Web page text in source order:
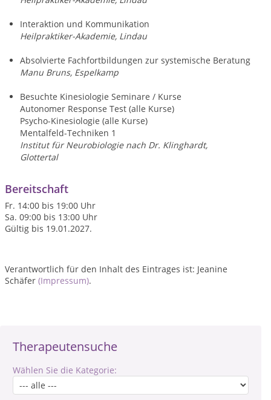
Therapeutensuche
Wählen Sie die Kategorie:
Interaktion und Kommunikation
Heilpraktiker-Akademie, Lindau
Absolvierte Fachfortbildungen zur systemische Beratung
Manu Bruns, Espelkamp
Besuchte Kinesiologie Seminare / Kurse
Autonomer Response Test (alle Kurse)
Psycho-Kinesiologie (alle Kurse)
Mentalfeld-Techniken 1
Institut für Neurobiologie nach Dr. Klinghardt,
Glottertal
Bereitschaft
Fr. 14:00 bis 19:00 Uhr
Sa. 09:00 bis 13:00 Uhr
Gültig bis 19.01.2027.
Verantwortlich für den Inhalt des Eintrages ist: Jeanine
Schäfer (Impressum).